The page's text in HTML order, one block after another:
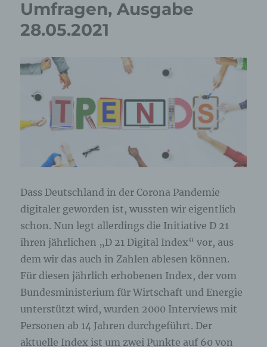
Umfragen, Ausgabe
28.05.2021
Dass Deutschland in der Corona Pandemie
digitaler geworden ist, wussten wir eigentlich
schon. Nun legt allerdings die Initiative D 21
ihren jährlichen „D 21 Digital Index“ vor, aus
dem wir das auch in Zahlen ablesen können.
Für diesen jährlich erhobenen Index, der vom
Bundesministerium für Wirtschaft und Energie
unterstützt wird, wurden 2000 Interviews mit
Personen ab 14 Jahren durchgeführt. Der
aktuelle Index ist um zwei Punkte auf 60 von